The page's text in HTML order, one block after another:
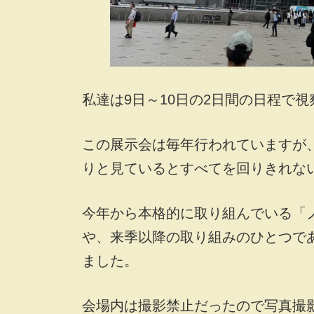
私達は9日～10日の2日間の日程で
この展示会は毎年行われています
りと見ているとすべてを回りきれ
今年から本格的に取り組んでいる
や、来季以降の取り組みのひとつで
ました。
会場内は撮影禁止だったので写真撮